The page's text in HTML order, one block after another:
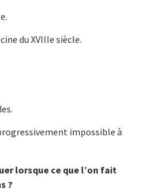
du XVIIIe siècle.
impossible à
lorsque ce que l’on fait
?